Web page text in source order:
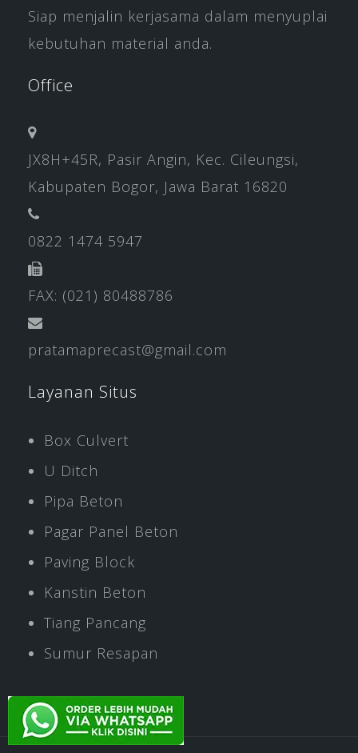
Siap menjalin kerjasama dalam menyuplai
kebutuhan material anda.
Office
JX8H+45R, Pasir Angin, Kec. Cileungsi,
Kabupaten Bogor, Jawa Barat 16820
0822 1474 5947
FAX: (021) 80488786
pratamaprecast@gmail.com
Layanan Situs
Box Culvert
U Ditch
Pipa Beton
Pagar Panel Beton
Paving Block
Kanstin Beton
Tiang Pancang
Sumur Resapan